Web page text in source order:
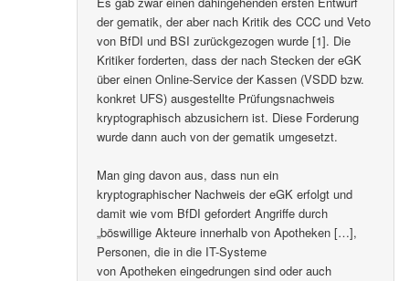
der gematik, der aber nach Kritik des CCC und Veto
von BfDI und BSI zurückgezogen wurde [1]. Die
Kritiker forderten, dass der nach Stecken der eGK
über einen Online-Service der Kassen (VSDD bzw.
konkret UFS) ausgestellte Prüfungsnachweis
kryptographisch abzusichern ist. Diese Forderung
wurde dann auch von der gematik umgesetzt.
Man ging davon aus, dass nun ein
kryptographischer Nachweis der eGK erfolgt und
damit wie vom BfDI gefordert Angriffe durch
„böswillige Akteure innerhalb von Apotheken […],
Personen, die in die IT-Systeme
von Apotheken eingedrungen sind oder auch